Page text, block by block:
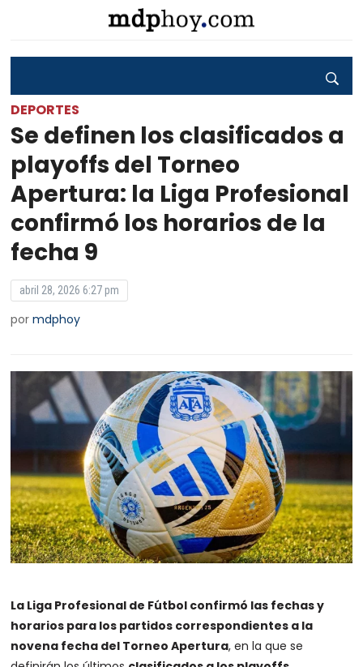
DEPORTES
Se definen los clasificados a
playoffs del Torneo
Apertura: la Liga Profesional
confirmó los horarios de la
fecha 9
abril 28, 2026 6:27 pm
pormdphoy
La Liga Profesional de Fútbol confirmó las fechas y
horarios para los partidos correspondientes a la
novena fecha del Torneo Apertura, en la que se